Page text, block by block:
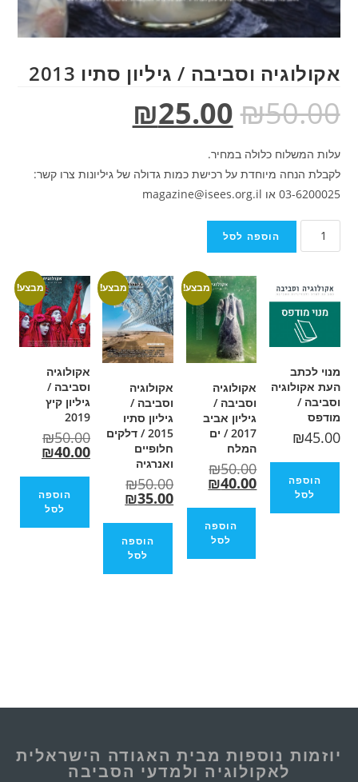
/ גיליון סתיו 2013
₪
₪25.00
במחיר.
על רכישת כמות גדולה של גיליונות צרו קשר:
לסל
מבצע!
אקולוגיה
וסביבה /
גיליון אביב
2017 / ים
המלח
₪50.00
₪40.00
מבצע!
אקולוגיה
וסביבה /
גיליון סתיו
2015 / דלקים
חלופיים
ואנרגיה
₪50.00
הוספה
מבצע!
וסביבה /
גיליון קיץ
2019
₪50.00
₪40.00
הוספה
לסל
מבית האגודה הישראלית
ולמדעי הסביבה